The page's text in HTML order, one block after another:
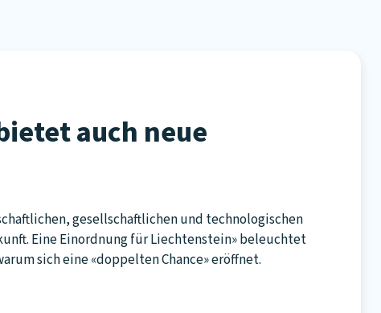
auch neue
gesellschaftlichen und technologischen
Eine Einordnung für Liechtenstein» beleuchtet
sich eine «doppelten Chance» eröffnet.